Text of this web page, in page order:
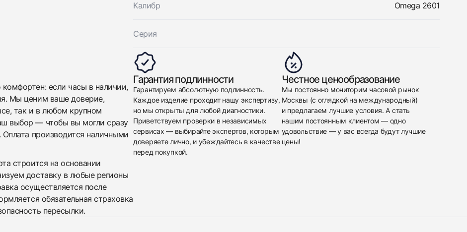
Калибр Omega 2601
Серия
если часы в наличии,
Мы ценим ваше доверие,
так и в любом крупном
выбор — чтобы вы могли сразу
Оплата производится наличными
строится на основании
доставку в любые регионы
осуществляется после
обязательная страховка
пересылки.
Гарантия подлинности
Гарантируем абсолютную подлинность.
Каждое изделие проходит нашу экспертизу,
но мы открыты для любой диагностики.
Приветствуем проверки в независимых
сервисах — выбирайте экспертов, которым
доверяете лично, и убеждайтесь в качестве
перед покупкой.
Честное ценообразование
Мы постоянно мониторим часовой рынок
Москвы (с оглядкой на международный)
и предлагаем лучшие условия. А стать
нашим постоянным клиентом — одно
удовольствие — у вас всегда будут лучшие
цены!